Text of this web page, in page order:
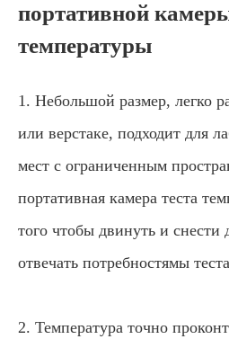
портативной
температуры
1. Небольшой размер, легко
или верстаке, подходит для
мест с ограниченным
портативная камера теста
того чтобы двинуть и снести
отвечать потребностямы
2. Температура точно